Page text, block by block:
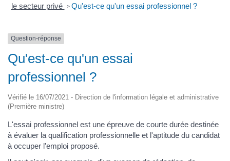
le secteur privé > Qu'est-ce qu'un essai professionnel ?
Question-réponse
Qu'est-ce qu'un essai
professionnel ?
Vérifié le 16/07/2021 - Direction de l'information légale et administrative
(Première ministre)
L'essai professionnel est une épreuve de courte durée destinée
à évaluer la qualification professionnelle et l'aptitude du candidat
à occuper l'emploi proposé.